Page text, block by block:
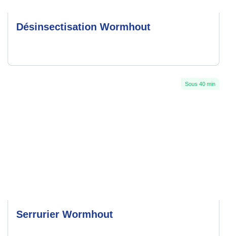
Désinsectisation Wormhout
Sous 40 min
Serrurier Wormhout